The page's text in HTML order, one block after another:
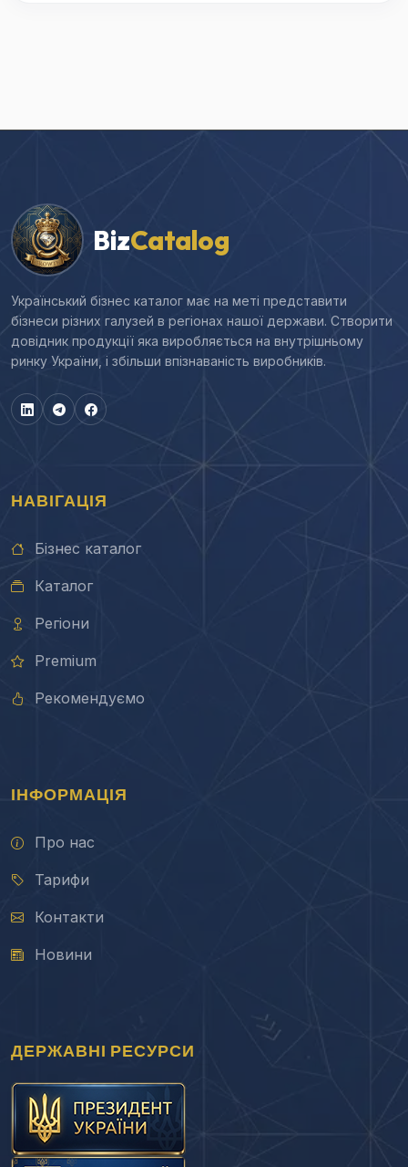
BizCatalog
Український бізнес каталог має на меті представити
бізнеси різних галузей в регіонах нашої держави. Створити
довідник продукції яка виробляється на внутрішньому
ринку України, і збільши впізнаваність виробників.
НАВІГАЦІЯ
Бізнес каталог
Каталог
Регіони
Premium
Рекомендуємо
ІНФОРМАЦІЯ
Про нас
Тарифи
Контакти
Новини
ДЕРЖАВНІ РЕСУРСИ